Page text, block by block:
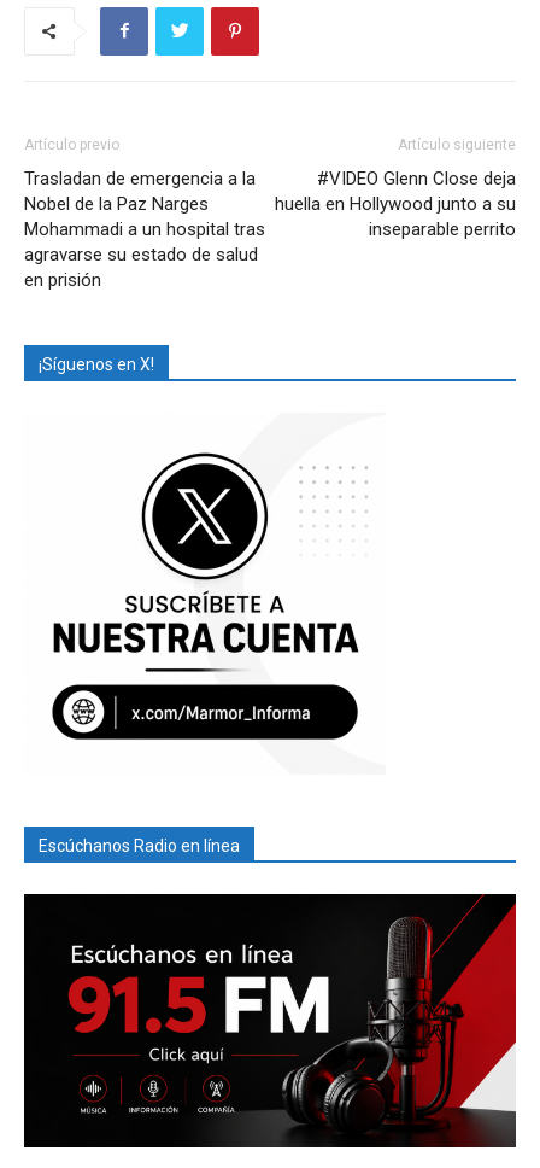
Artículo previo
Trasladan de emergencia a la
Nobel de la Paz Narges
Mohammadi a un hospital tras
agravarse su estado de salud
en prisión
Artículo siguiente
#VIDEO Glenn Close deja
huella en Hollywood junto a su
inseparable perrito
¡Síguenos en X!
Escúchanos Radio en línea